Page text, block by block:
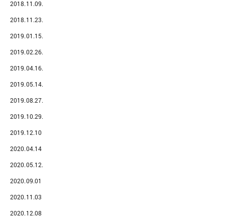
2018.11.09.
2018.11.23.
2019.01.15.
2019.02.26.
2019.04.16.
2019.05.14.
2019.08.27.
2019.10.29.
2019.12.10
2020.04.14
2020.05.12.
2020.09.01
2020.11.03
2020.12.08